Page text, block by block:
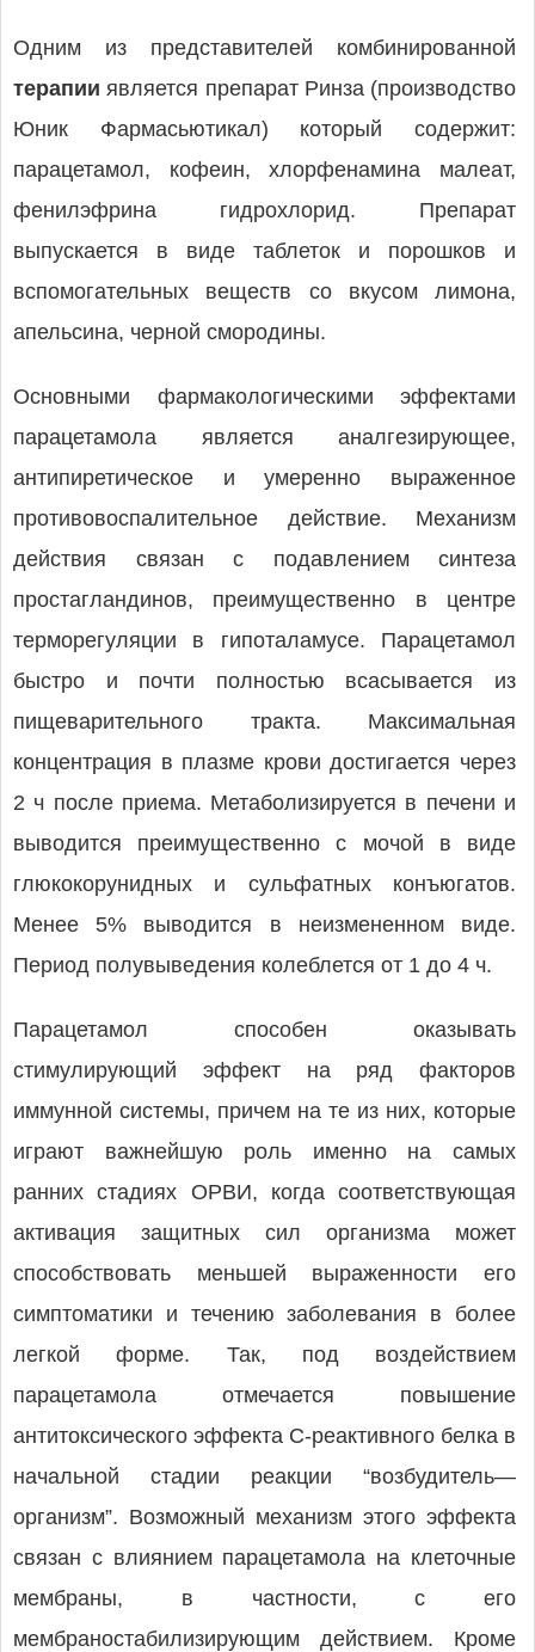
Одним из представителей комбинированной
терапии является препарат Ринза (производство
Юник Фармасьютикал) который содержит:
парацетамол, кофеин, хлорфенамина малеат,
фенилэфрина гидрохлорид. Препарат
выпускается в виде таблеток и порошков и
вспомогательных веществ со вкусом лимона,
апельсина, черной смородины.
Основными фармакологическими эффектами
парацетамола является аналгезирующее,
антипиретическое и умеренно выраженное
противовоспалительное действие. Механизм
действия связан с подавлением синтеза
простагландинов, преимущественно в центре
терморегуляции в гипоталамусе. Парацетамол
быстро и почти полностью всасывается из
пищеварительного тракта. Максимальная
концентрация в плазме крови достигается через
2 ч после приема. Метаболизируется в печени и
выводится преимущественно с мочой в виде
глюкокорунидных и сульфатных конъюгатов.
Менее 5% выводится в неизмененном виде.
Период полувыведения колеблется от 1 до 4 ч.
Парацетамол способен оказывать
стимулирующий эффект на ряд факторов
иммунной системы, причем на те из них, которые
играют важнейшую роль именно на самых
ранних стадиях ОРВИ, когда соответствующая
активация защитных сил организма может
способствовать меньшей выраженности его
симптоматики и течению заболевания в более
легкой форме. Так, под воздействием
парацетамола отмечается повышение
антитоксического эффекта С-реактивного белка в
начальной стадии реакции “возбудитель—
организм”. Возможный механизм этого эффекта
связан с влиянием парацетамола на клеточные
мембраны, в частности, с его
мембраностабилизирующим действием. Кроме